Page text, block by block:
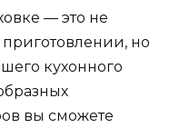
— это не
но
кухонного
вы сможете